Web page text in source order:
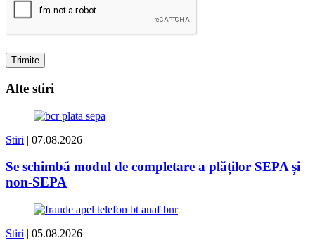
Alte stiri
Stiri | 07.08.2026
Se schimbă modul de completare a plăților SEPA și
non-SEPA
Stiri | 05.08.2026